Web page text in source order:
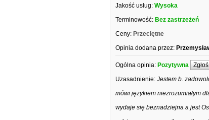
Jakość usług: Wysoka
Terminowość: Bez zastrzeżeń
Ceny: Przeciętne
Opinia dodana przez:
Ogólna opinia: Pozytywna
Uzasadnienie: Jestem b.
mówi językiem niezrozumiałym
wydaje się beznadziejna a jest